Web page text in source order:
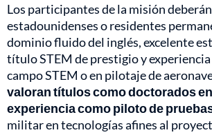
Los participantes de la misión
estadounidenses o residentes
dominio fluido del inglés, excelente
título STEM de prestigio y
campo STEM o en pilotaje de
valoran títulos como doctorados
experiencia como piloto de
militar en tecnologías afines al